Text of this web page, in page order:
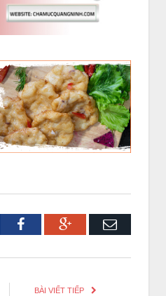
FacebookGoogle+Email
BÀI VIẾT TIẾP